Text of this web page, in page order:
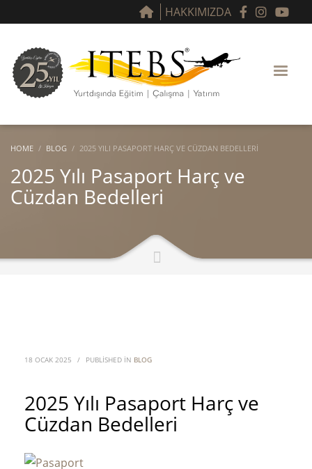
HAKKIMIZDA
HOME BLOG 2025 YILI PASAPORT HARÇ VE CÜZDAN BEDELLERI
2025 Yılı Pasaport Harç ve
Cüzdan Bedelleri
18 OCAK 2025 / PUBLISHED IN BLOG
2025 Yılı Pasaport Harç ve
Cüzdan Bedelleri